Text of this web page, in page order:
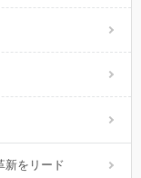
新をリード